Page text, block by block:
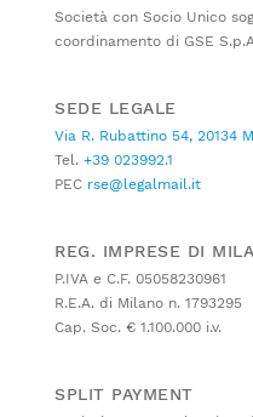
Società con Socio Unico
coordinamento di GSE
SEDE LEGALE
Via R. Rubattino 54, 20134
Tel. +39 023992.1
PEC rse@legalmail.it
REG. IMPRESE DI
P.IVA e C.F. 05058230961
R.E.A. di Milano n. 1793295
Cap. Soc. € 1.100.000 i.v.
SPLIT PAYMENT